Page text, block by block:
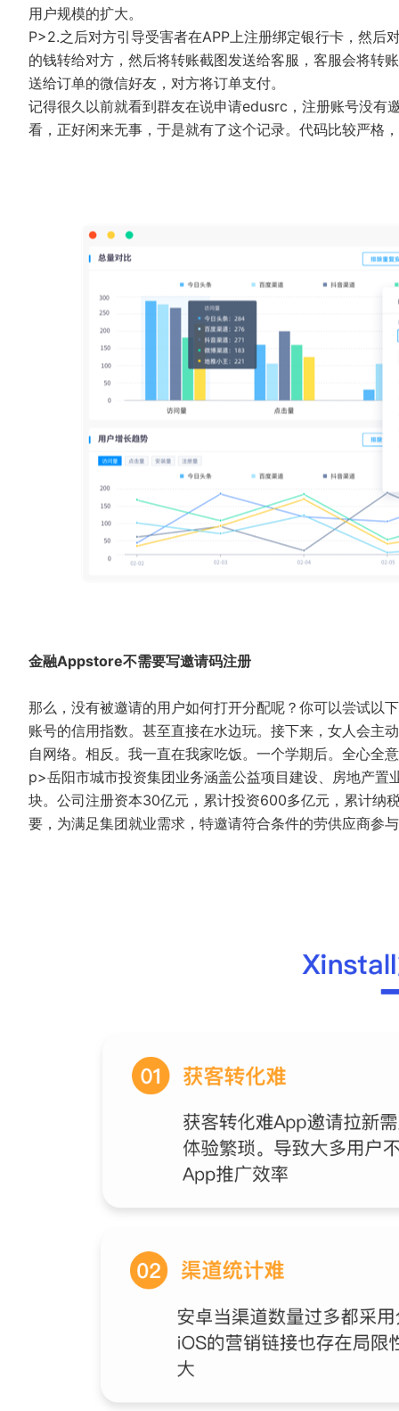
用户规模的扩大。
P>2.之后对方引导受害者在APP上注册绑定银行卡，然后
的钱转给对方，然后将转账截图发送给客服，客服会将转
送给订单的微信好友，对方将订单支付。
记得很久以前就看到群友在说申请edusrc，注册账号没有
看，正好闲来无事，于是就有了这个记录。代码比较严格
金融Appstore不需要写邀请码注册
那么，没有被邀请的用户如何打开分配呢？你可以尝试以
账号的信用指数。甚至直接在水边玩。接下来，女人会主
自网络。相反。我一直在我家吃饭。一个学期后。全心全
p>岳阳市城市投资集团业务涵盖公益项目建设、房地产
块。公司注册资本30亿元，累计投资600多亿元，累计纳
要，为满足集团就业需求，特邀请符合条件的劳供应商参